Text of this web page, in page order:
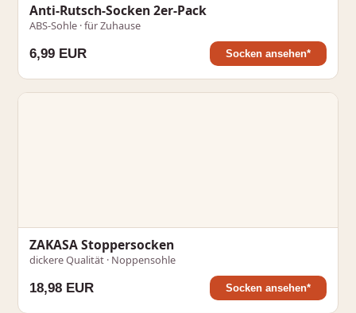
Anti-Rutsch-Socken 2er-Pack
ABS-Sohle · für Zuhause
6,99 EUR Socken ansehen*
ZAKASA Stoppersocken
dickere Qualität · Noppensohle
18,98 EUR Socken ansehen*